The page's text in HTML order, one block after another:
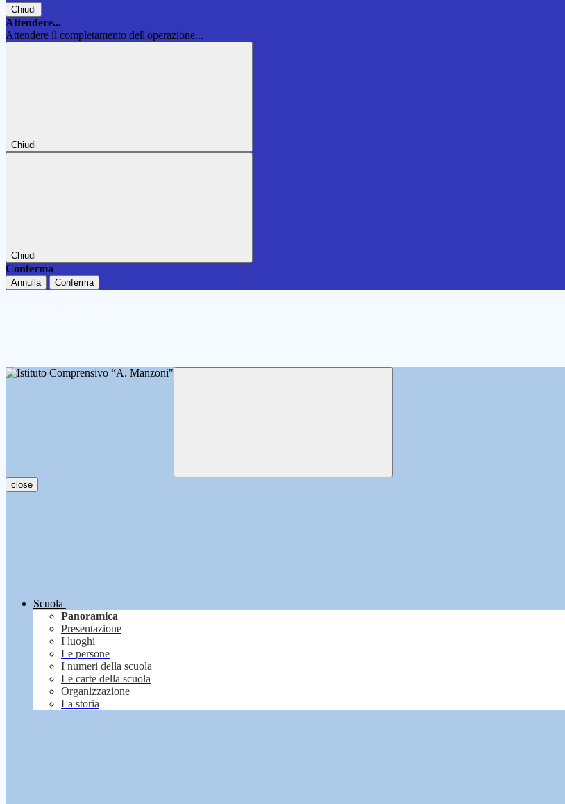
Chiudi
Attendere...
Attendere il completamento dell'operazione...
Chiudi
Chiudi
Conferma
Annulla Conferma
close
Scuola
Panoramica
Presentazione
I luoghi
Le persone
I numeri della scuola
Le carte della scuola
Organizzazione
La storia